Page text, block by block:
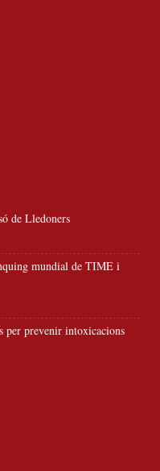
de Lledoners
mundial de TIME i
per prevenir intoxicacions